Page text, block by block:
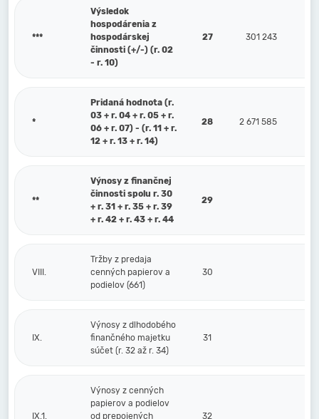
***
Výsledok
hospodárenia z
hospodárskej
činnosti (+/-) (r. 02
- r. 10)
27 301 243
*
Pridaná hodnota (r.
03 + r. 04 + r. 05 + r.
06 + r. 07) - (r. 11 + r.
12 + r. 13 + r. 14)
28 2 671 585
**
Výnosy z finančnej
činnosti spolu r. 30
+ r. 31 + r. 35 + r. 39
+ r. 42 + r. 43 + r. 44
29
VIII.
Tržby z predaja
cenných papierov a
podielov (661)
30
IX.
Výnosy z dlhodobého
finančného majetku
súčet (r. 32 až r. 34)
31
IX.1.
Výnosy z cenných
papierov a podielov
od prepojených
32